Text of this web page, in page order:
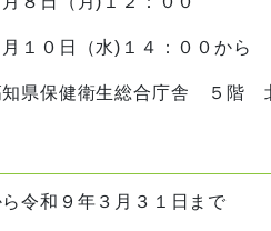
０日（水)１４：００から
健衛生総合庁舎 ５階
令和９年３月３１日まで